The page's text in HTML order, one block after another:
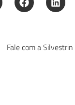
Fale com a Silvestrin